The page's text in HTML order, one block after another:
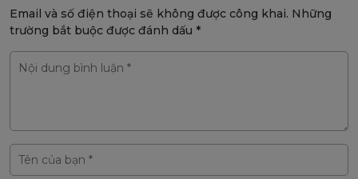
Email và số điện thoại sẽ không được công khai. Những
trường bắt buộc được đánh dấu *